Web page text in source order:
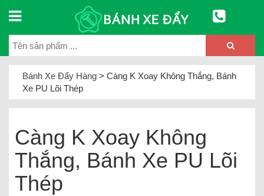
Bánh Xe Đẩy Hàng > Càng K Xoay Không Thắng, Bánh
Xe PU Lõi Thép
Càng K Xoay Không
Thắng, Bánh Xe PU Lõi
Thép